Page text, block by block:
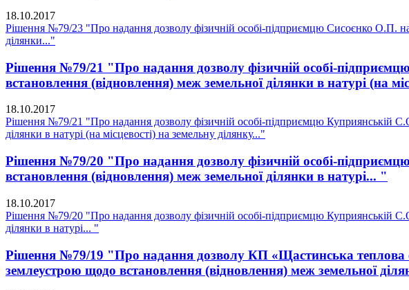
18.10.2017
Рішення №79/23 "Про надання дозволу фізичній особі-підприємцю Сисоєнко О.П. на
ділянки..."
Рішення №79/21 "Про надання дозволу фізичній особі-
встановлення (відновлення) меж земельної ділянки в натурі (на
18.10.2017
Рішення №79/21 "Про надання дозволу фізичній особі-підприємцю Куприянській
ділянки в натурі (на місцевості) на земельну ділянку..."
Рішення №79/20 "Про надання дозволу фізичній особі-
встановлення (відновлення) меж земельної ділянки в натурі... "
18.10.2017
Рішення №79/20 "Про надання дозволу фізичній особі-підприємцю Куприянській
ділянки в натурі... "
Рішення №79/19 "Про надання дозволу КП «Щастинська теплова
землеустрою щодо встановлення (відновлення) меж земельної